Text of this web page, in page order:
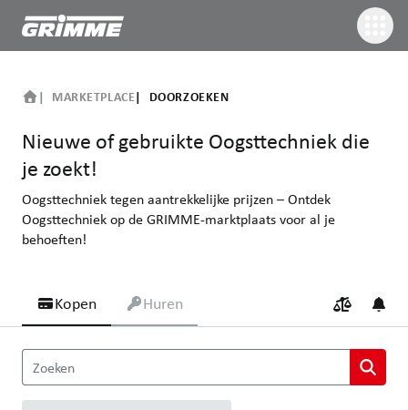
MARKETPLACE DOORZOEKEN
Nieuwe of gebruikte Oogsttechniek die
je zoekt!
Oogsttechniek tegen aantrekkelijke prijzen – Ontdek
Oogsttechniek op de GRIMME-marktplaats voor al je
behoeften!
Kopen Huren
Nieuwe of gebruikte Oogsttechniek die je zoekt!
Oogsttechniek tegen aantrekkelijke prijzen – Ontdek
Zoeken